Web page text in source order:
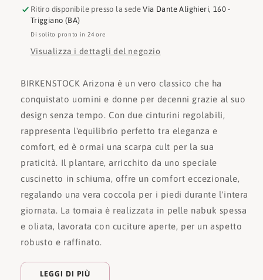
Ritiro disponibile presso la sedeVia Dante Alighieri, 160 -
Triggiano (BA)
Di solito pronto in 24 ore
Visualizza i dettagli del negozio
BIRKENSTOCK Arizona è un vero classico che ha
conquistato uomini e donne per decenni grazie al suo
design senza tempo. Con due cinturini regolabili,
rappresenta l'equilibrio perfetto tra eleganza e
comfort, ed è ormai una scarpa cult per la sua
praticità. Il plantare, arricchito da uno speciale
cuscinetto in schiuma, offre un comfort eccezionale,
regalando una vera coccola per i piedi durante l'intera
giornata. La tomaia è realizzata in pelle nabuk spessa
e oliata, lavorata con cuciture aperte, per un aspetto
robusto e raffinato.
LEGGI DI PIÙ